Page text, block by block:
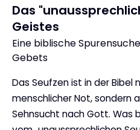
Das
Geistes
:
Eine biblische
Gebets
Das Seufzen ist in der Bibel
menschlicher Not, sondern
Sehnsucht nach Gott. Was